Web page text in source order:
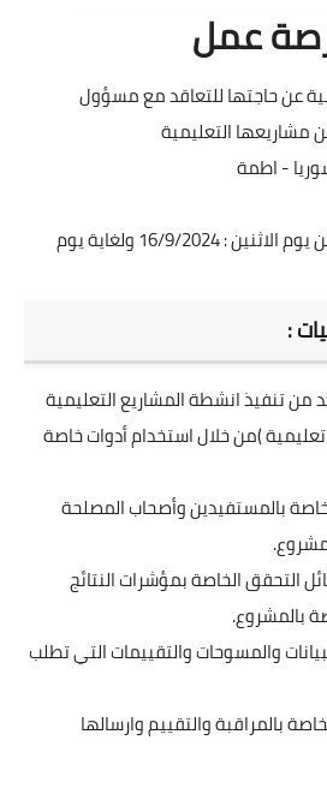
عمل
عن حاجتها للتعاقد مع مسؤول
مشاريعها التعليمية
- اطمة
يبدأ التقديم على الشاغر من يوم الاثنين : 16/9/2024 ولغاية يوم
:
من تنفيذ انشطة المشاريع التعليمية
)من خلال استخدام أدوات خاصة
بالمستفيدين وأصحاب المصلحة
التحقق الخاصة بمؤشرات النتائج
بالمشروع.
والمسوحات والتقييمات التي تطلب
بالمراقبة والتقييم وارسالها